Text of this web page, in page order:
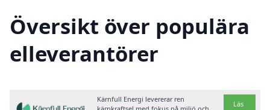
Översikt över populära
elleverantörer
Kärnfull Energi levererar ren
Läs